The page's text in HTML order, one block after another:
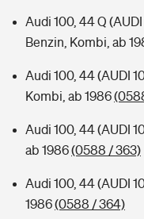
Audi 100, 44 Q
Benzin, Kombi, ab
Audi 100, 44 (AUDI
Kombi, ab 1986
Audi 100, 44 (AUDI
ab 1986(0588 / 363)
Audi 100, 44 (AUDI
1986(0588 / 364)